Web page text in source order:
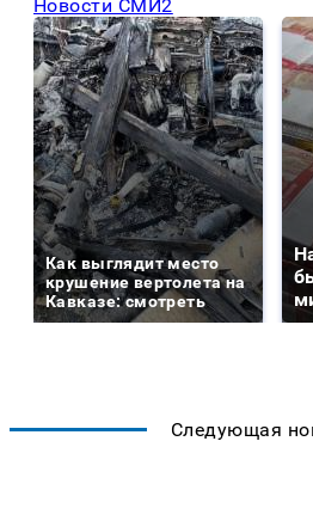
Новости СМИ2
Как выглядит место
крушение вертолета на
Кавказе: смотреть
Следующая